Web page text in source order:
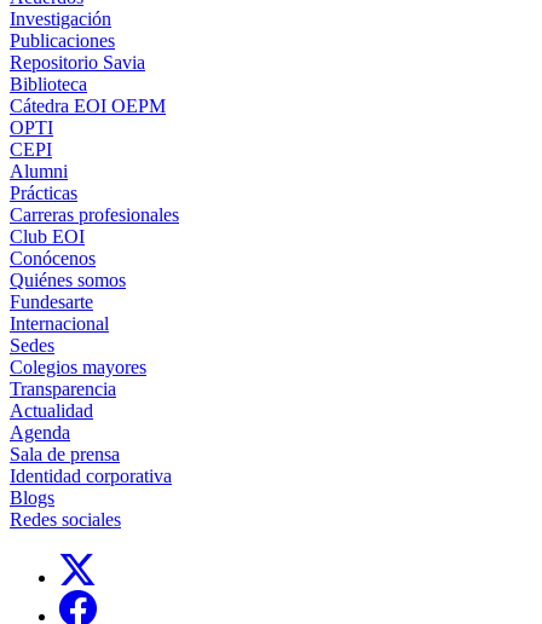
Investigación
Publicaciones
Repositorio Savia
Biblioteca
Cátedra EOI OEPM
OPTI
CEPI
Alumni
Prácticas
Carreras profesionales
Club EOI
Conócenos
Quiénes somos
Fundesarte
Internacional
Sedes
Colegios mayores
Transparencia
Actualidad
Agenda
Sala de prensa
Identidad corporativa
Blogs
Redes sociales
Links, Opens in this window